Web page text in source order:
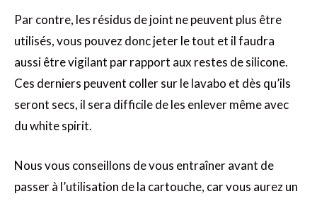
Par contre, les résidus de joint ne peuvent plus être
utilisés, vous pouvez donc jeter le tout et il faudra
aussi être vigilant par rapport aux restes de silicone.
Ces derniers peuvent coller sur le lavabo et dès qu’ils
seront secs, il sera difficile de les enlever même avec
du white spirit.
Nous vous conseillons de vous entraîner avant de
passer à l’utilisation de la cartouche, car vous aurez un